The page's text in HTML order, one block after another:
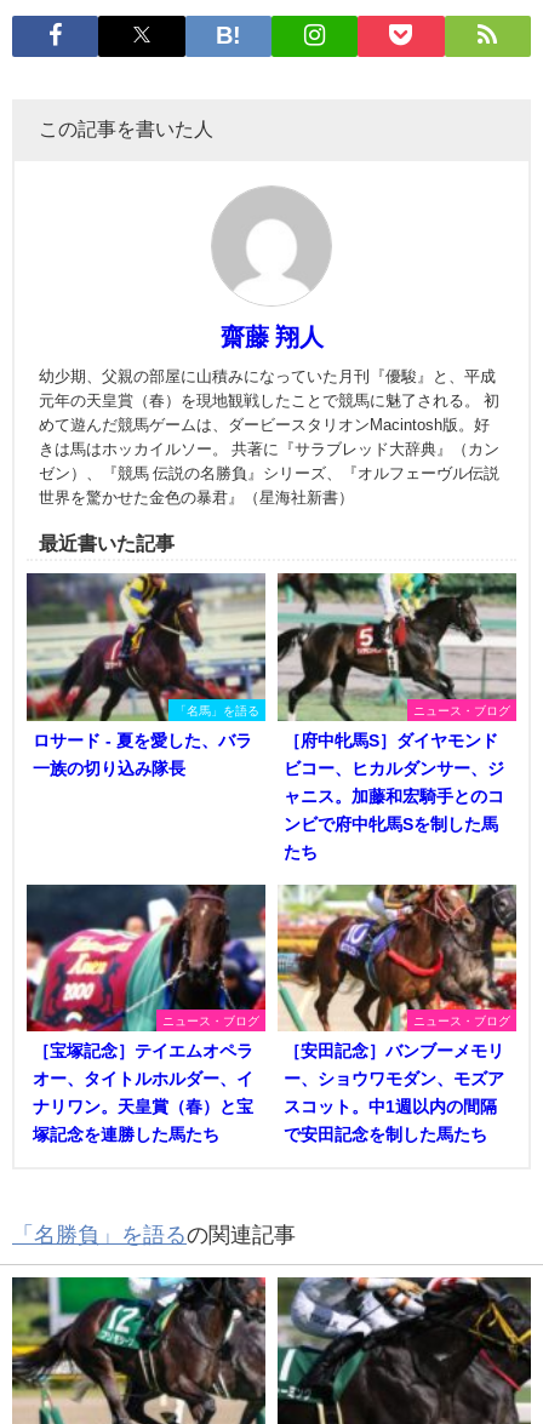
この記事を書いた人
齋藤 翔人
幼少期、父親の部屋に山積みになっていた月刊『優駿』と、平成
元年の天皇賞（春）を現地観戦したことで競馬に魅了される。 初
めて遊んだ競馬ゲームは、ダービースタリオンMacintosh版。好
きは馬はホッカイルソー。 共著に『サラブレッド大辞典』（カン
ゼン）、『競馬 伝説の名勝負』シリーズ、『オルフェーヴル伝説
世界を驚かせた金色の暴君』（星海社新書）
最近書いた記事
「名馬」を語る
ロサード - 夏を愛した、バラ
一族の切り込み隊長
ニュース・ブログ
［府中牝馬S］ダイヤモンド
ビコー、ヒカルダンサー、ジ
ャニス。加藤和宏騎手とのコ
ンビで府中牝馬Sを制した馬
たち
ニュース・ブログ
［宝塚記念］テイエムオペラ
オー、タイトルホルダー、イ
ナリワン。天皇賞（春）と宝
塚記念を連勝した馬たち
ニュース・ブログ
［安田記念］バンブーメモリ
ー、ショウワモダン、モズア
スコット。中1週以内の間隔
で安田記念を制した馬たち
「名勝負」を語るの関連記事